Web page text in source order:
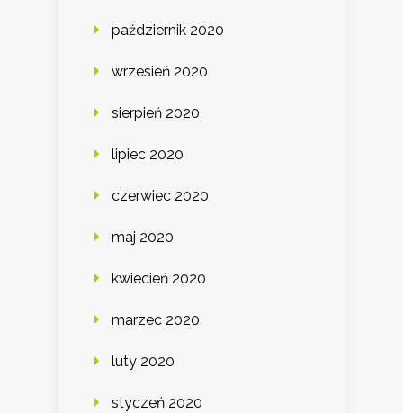
październik 2020
wrzesień 2020
sierpień 2020
lipiec 2020
czerwiec 2020
maj 2020
kwiecień 2020
marzec 2020
luty 2020
styczeń 2020